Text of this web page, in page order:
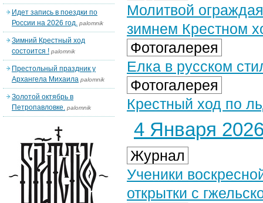
Молитвой
зимнем Крестном
Фотогалерея
Елка в русском
Фотогалерея
Крестный ход по
4 Января 2026
Журнал
Ученики
открытки с
Идет запись в поездки по
России на 2026 год. palomnik
Зимний Крестный ход
состоится ! palomnik
Престольный праздник у
Архангела Михаила palomnik
Золотой октябрь в
Петропавловке. palomnik